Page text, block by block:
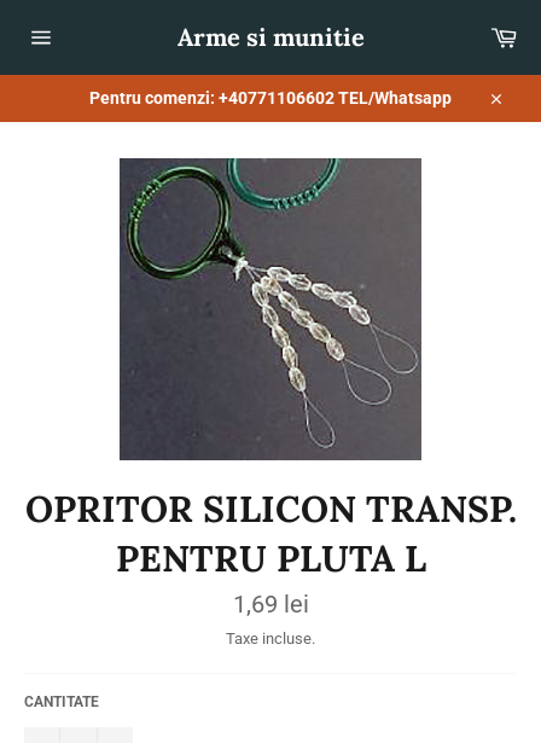
pe
Arme si munitie
Pentru comenzi: +40771106602 TEL/Whatsapp
OPRITOR SILICON TRANSP.
PENTRU PLUTA L
Preț
obișnuit
1,69 lei
Taxe incluse.
CANTITATE